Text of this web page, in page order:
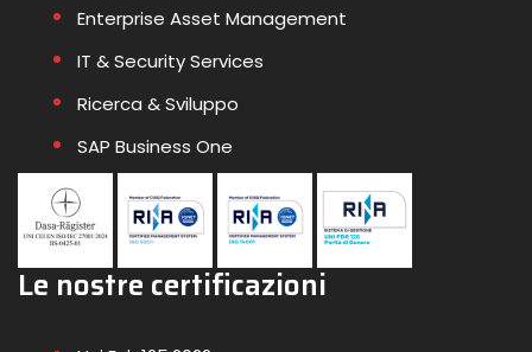
Enterprise Asset Management
IT & Security Services
Ricerca & Sviluppo
SAP Business One
Le nostre certificazioni